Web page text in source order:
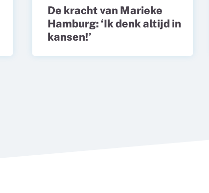
De kracht van Marieke
Hamburg: ‘Ik denk altijd in
kansen!’